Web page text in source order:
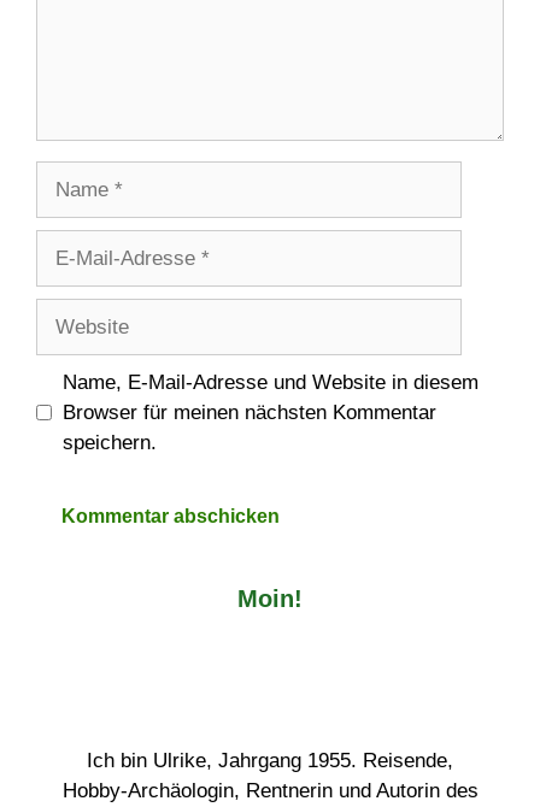
Adresse
Name, E-Mail-Adresse und Website in diesem
Browser für meinen nächsten Kommentar
speichern.
Moin!
Ich bin Ulrike, Jahrgang 1955. Reisende,
Hobby-Archäologin, Rentnerin und Autorin des